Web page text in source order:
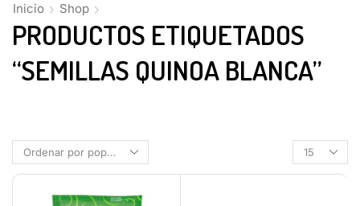
Inicio Shop
PRODUCTOS ETIQUETADOS
“SEMILLAS QUINOA BLANCA”